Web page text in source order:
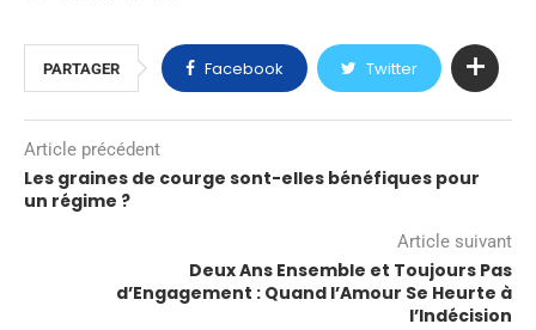
PARTAGER Facebook Twitter
Article précédent
Les graines de courge sont-elles bénéfiques pour
un régime ?
Article suivant
Deux Ans Ensemble et Toujours Pas
d’Engagement : Quand l’Amour Se Heurte à
l’Indécision